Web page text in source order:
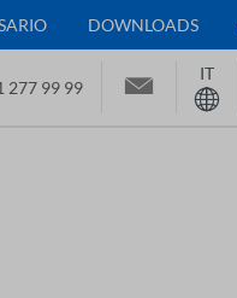
DOWNLOADS
277 99 99
IT